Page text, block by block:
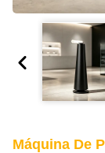
Máquina De